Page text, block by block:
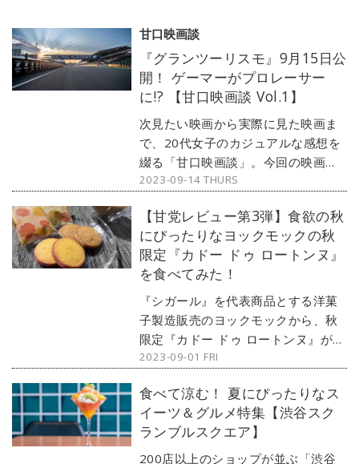
『グランツーリスモ』9月15日公
開！ ゲーマーがプロレーサー
に!? 【甘口映画談 Vol.1】
次見たい映画から実際に見た映画ま
で、20代女子のカジュアルな感想を
綴る「甘口映画談」。今回の映画は
『グランツーリスモ』です。筆者と
ゆる〜く語ります。『グランツーリ
スモ』は、2023年9月15日（金）よ
り全国の映画館で公開！
2023-09-14 THURS
甘口映画談
【甘党レビュー第3弾】食欲の秋
にぴったりなヨックモックの秋
限定『カドー ドゥ ロートンヌ』
を食べてみた！
『シガール』を代表商品とする洋菓
⼦製造販売のヨックモックから、秋
限定『カドー ドゥ ロートンヌ』が発
売される。前回の春限定『カドー ド
甘党の編集部員が食べまくる！ 実際
のレビューとあわせてご紹介しよ
う。
2023-09-01 FRI
食べて涼む！ 夏にぴったりなス
イーツ＆グルメ特集【渋谷スク
ランブルスクエア】
200店以上のショップが並ぶ「渋谷